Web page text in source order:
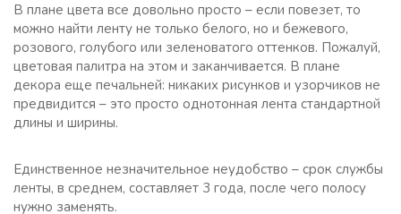
В плане цвета все довольно просто – если повезет, то
можно найти ленту не только белого, но и бежевого,
розового, голубого или зеленоватого оттенков. Пожалуй,
цветовая палитра на этом и заканчивается. В плане
декора еще печальней: никаких рисунков и узорчиков не
предвидится – это просто однотонная лента стандартной
длины и ширины.
Единственное незначительное неудобство – срок службы
ленты, в среднем, составляет 3 года, после чего полосу
нужно заменять.